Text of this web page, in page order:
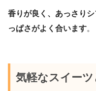
香りが良く、あっさり
っぱさがよく合います。
気軽なスイー